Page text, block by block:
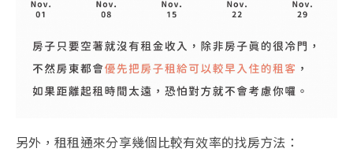
另外，租租通來分享幾個比較有效率的找房方法：